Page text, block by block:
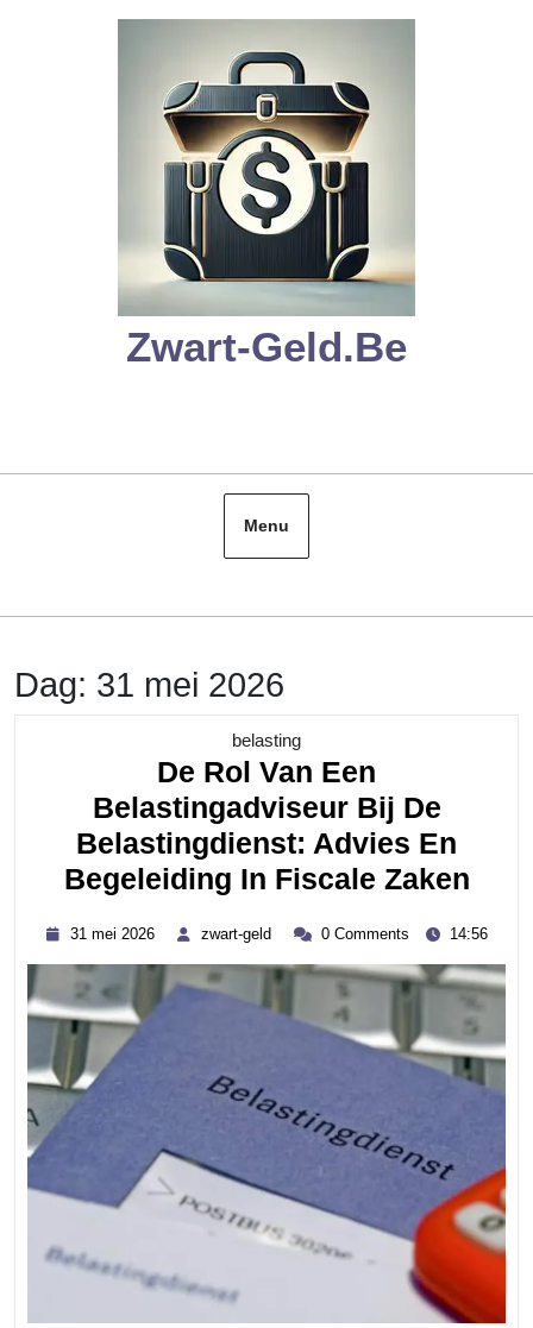
Zwart-Geld.be
Menu
Dag: 31 mei 2026
belastingCategory
De Rol Van Een
Belastingadviseur Bij De
Belastingdienst: Advies En
Begeleiding In Fiscale ZakenDe
Van
Een
Bij
De
En
In
31 mei 2026 zwart-geld
zwart- 0 Comments 14:56